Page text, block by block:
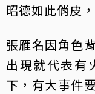
昭德如此俏皮
張雁名因角色
出現就代表有
下，有大事件